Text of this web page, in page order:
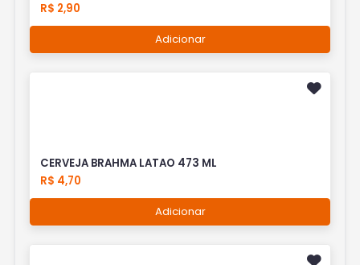
R$ 2,90
Adicionar
CERVEJA BRAHMA LATAO 473 ML
R$ 4,70
Adicionar